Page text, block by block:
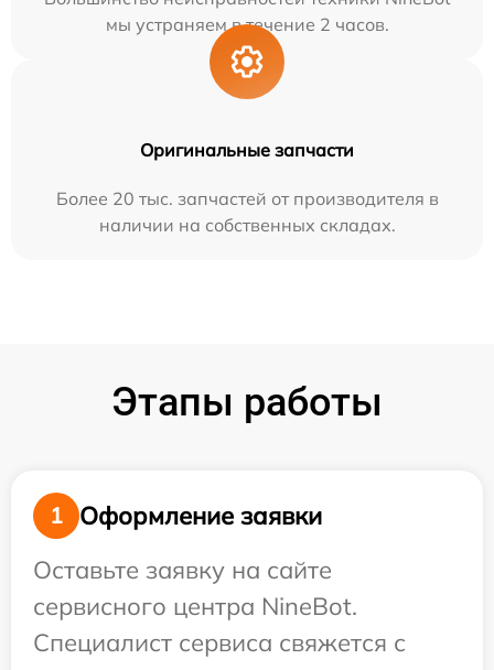
мы устраняем в течение 2 часов.
Оригинальные запчасти
Более 20 тыс. запчастей от производителя в
наличии на собственных складах.
Этапы работы
1
Оформление заявки
Оставьте заявку на сайте
сервисного центра NineBot.
Специалист сервиса свяжется с